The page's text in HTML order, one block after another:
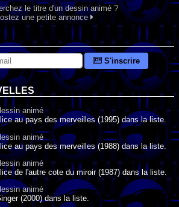
le titre d'un dessin animé ?
une petite annonce
S'inscrire
animé
au pays des merveilles (1995) dans la liste.
animé
au pays des merveilles (1988) dans la liste.
animé
de l'autre cote du miroir (1987) dans la liste.
animé
(2000) dans la liste.